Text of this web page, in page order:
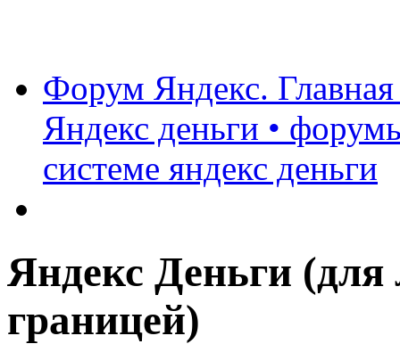
Форум Яндекс.
Яндекс деньги •
системе яндекс деньги
Яндекс Деньги (для
границей)